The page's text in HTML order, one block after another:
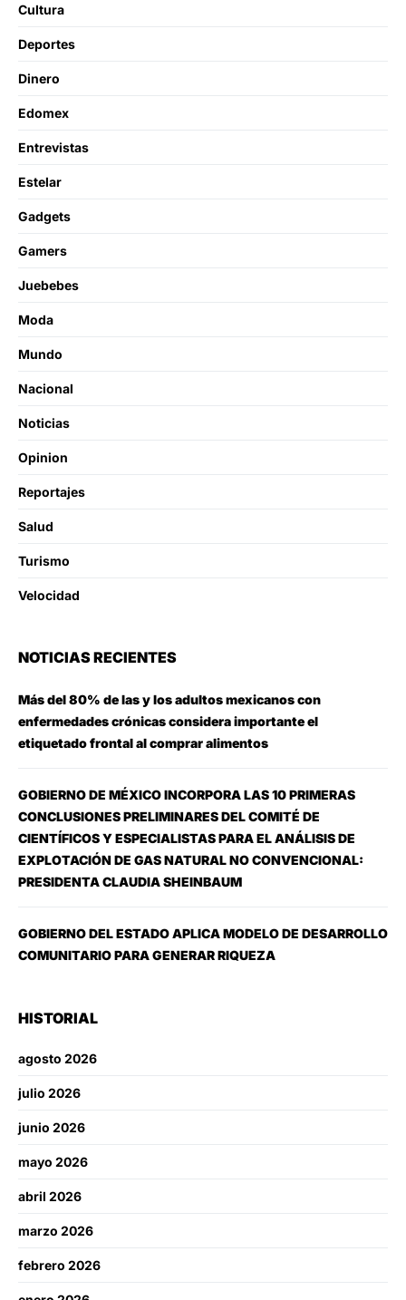
Cultura
Deportes
Dinero
Edomex
Entrevistas
Estelar
Gadgets
Gamers
Juebebes
Moda
Mundo
Nacional
Noticias
Opinion
Reportajes
Salud
Turismo
Velocidad
NOTICIAS RECIENTES
Más del 80% de las y los adultos mexicanos con
enfermedades crónicas considera importante el
etiquetado frontal al comprar alimentos
GOBIERNO DE MÉXICO INCORPORA LAS 10 PRIMERAS
CONCLUSIONES PRELIMINARES DEL COMITÉ DE
CIENTÍFICOS Y ESPECIALISTAS PARA EL ANÁLISIS DE
EXPLOTACIÓN DE GAS NATURAL NO CONVENCIONAL:
PRESIDENTA CLAUDIA SHEINBAUM
GOBIERNO DEL ESTADO APLICA MODELO DE DESARROLLO
COMUNITARIO PARA GENERAR RIQUEZA
HISTORIAL
agosto 2026
julio 2026
junio 2026
mayo 2026
abril 2026
marzo 2026
febrero 2026